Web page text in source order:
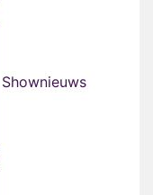
Shownieuws